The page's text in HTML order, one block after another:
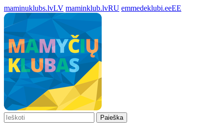
maminuklubs.lvLV maminklub.lvRU emmedeklubi.eeEE
Paieška